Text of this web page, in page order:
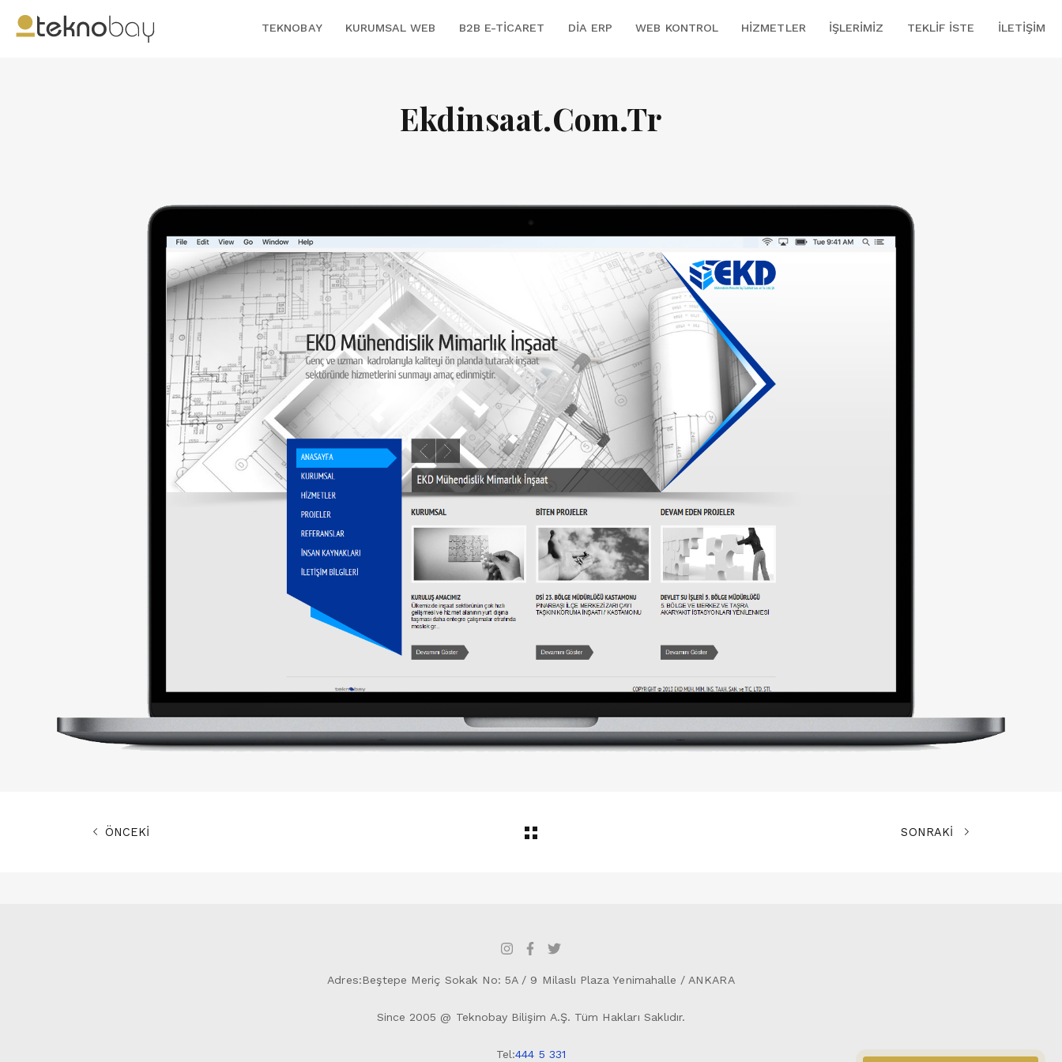
TEKNOBAY KURUMSAL WEB B2B E-TICARET DİA ERP WEB KONTROL HIZMETLER İŞLERIMIZ TEKLIF İSTE İLETIŞIM
Ekdinsaat.Com.Tr
ÖNCEKİ SONRAKİ
Adres:Beştepe Meriç Sokak No: 5A / 9 Milaslı Plaza Yenimahalle / ANKARA
Since 2005 @ Teknobay Bilişim A.Ş. Tüm Hakları Saklıdır.
Tel:444 5 331